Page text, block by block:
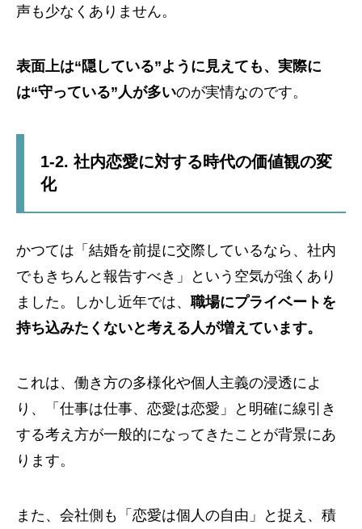
声も少なくありません。
表面上は“隠している”ように見えても、実際に
は“守っている”人が多いのが実情なのです。
1-2. 社内恋愛に対する時代の価値観の変
化
かつては「結婚を前提に交際しているなら、社内
でもきちんと報告すべき」という空気が強くあり
ました。しかし近年では、 職場にプライベートを
持ち込みたくないと考える人が増えています。
これは、働き方の多様化や個人主義の浸透によ
り、「仕事は仕事、恋愛は恋愛」と明確に線引き
する考え方が一般的になってきたことが背景にあ
ります。
また、会社側も「恋愛は個人の自由」と捉え、積